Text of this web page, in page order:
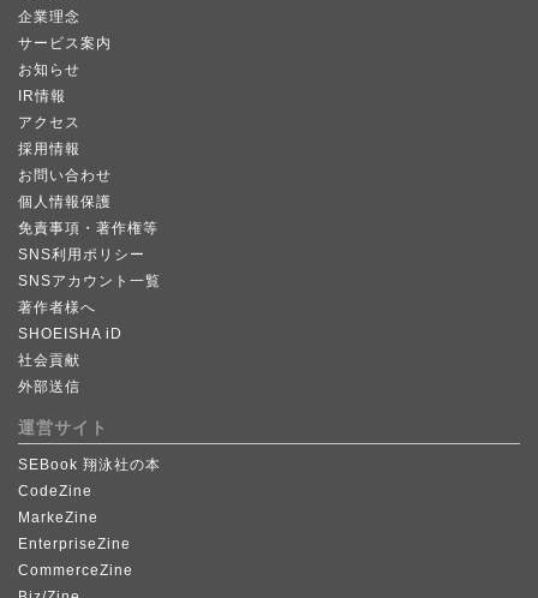
企業理念
サービス案内
お知らせ
IR情報
アクセス
採用情報
お問い合わせ
個人情報保護
免責事項・著作権等
SNS利用ポリシー
SNSアカウント一覧
著作者様へ
SHOEISHA iD
社会貢献
外部送信
運営サイト
SEBook 翔泳社の本
CodeZine
MarkeZine
EnterpriseZine
CommerceZine